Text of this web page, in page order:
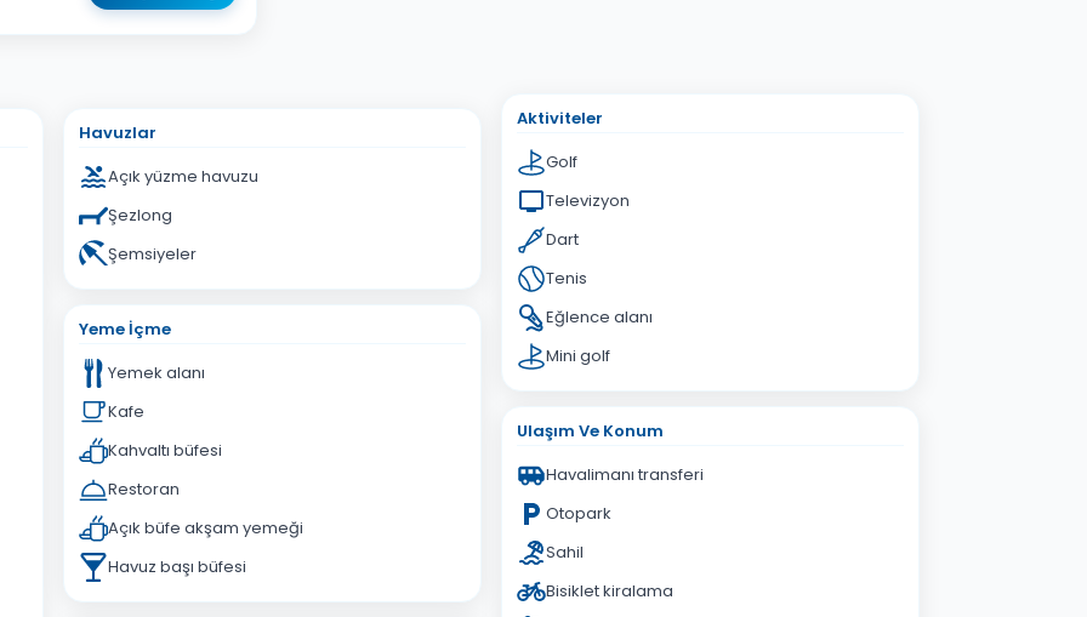
Havuzlar
Açık yüzme havuzu
Şezlong
Şemsiyeler
Yeme İçme
Yemek alanı
Kafe
Kahvaltı büfesi
Restoran
Açık büfe akşam yemeği
Havuz başı büfesi
Aktiviteler
Golf
Televizyon
Dart
Tenis
Eğlence alanı
Mini golf
Ulaşım Ve Konum
Havalimanı transferi
Otopark
Sahil
Bisiklet kiralama